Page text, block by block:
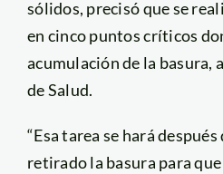
sólidos, precisó que se
en cinco puntos críticos
acumulación de la basura,
de Salud.
“Esa tarea se hará
retirado la basura para